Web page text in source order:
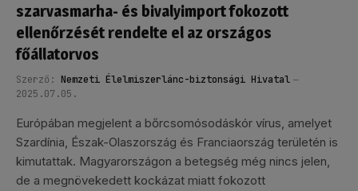
szarvasmarha- és bivalyimport fokozott
ellenőrzését rendelte el az országos
főállatorvos
Szerző: Nemzeti Élelmiszerlánc-biztonsági Hivatal
2025.07.05.
Európában megjelent a bőrcsomósodáskór vírus, amelyet
Szardínia, Észak-Olaszország és Franciaország területén is
kimutattak. Magyarországon a betegség még nincs jelen,
de a megnövekedett kockázat miatt fokozott